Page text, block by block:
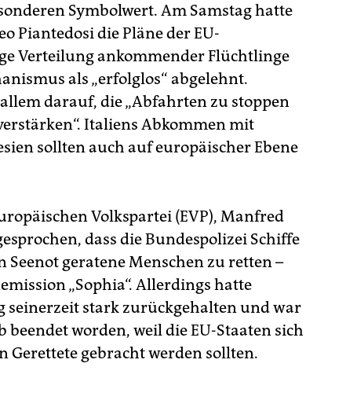
Symbolwert. Am Samstag hatte
Piantedosi die Pläne der EU-
Verteilung ankommender Flüchtlinge
als „erfolglos“ abgelehnt.
darauf, die „Abfahrten zu stoppen
Italiens Abkommen mit
sollten auch auf europäischer Ebene
Volkspartei (EVP), Manfred
dass die Bundespolizei Schiffe
geratene Menschen zu retten –
„Sophia“. Allerdings hatte
seinerzeit stark zurückgehalten und war
worden, weil die EU-Staaten sich
gebracht werden sollten.